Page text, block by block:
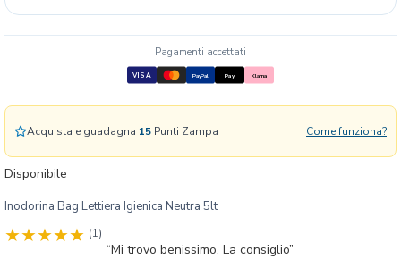
Disponibile
Inodorina Bag Lettiera Igienica Neutra 5lt
(1)
“Mi trovo benissimo. La consiglio”
t
t
e
a
g
Acquista e guadagna 15 Punti Zampa Come funziona?
Pagamenti accettati
VISA PayPal Pay Klarna